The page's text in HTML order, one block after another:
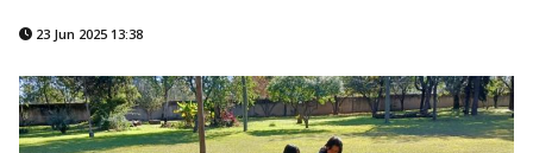
23 Jun 2025 13:38